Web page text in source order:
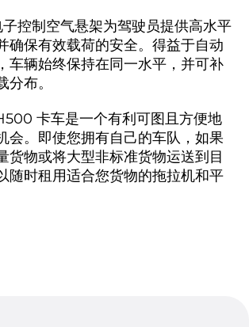
控制空气悬架为驾驶员提供高水平
确保有效载荷的安全。得益于自动
车辆始终保持在同一水平，并可补
分布。
卡车是一个有利可图且方便地
会。即使您拥有自己的车队，如果
货物或将大型非标准货物运送到目
随时租用适合您货物的拖拉机和平